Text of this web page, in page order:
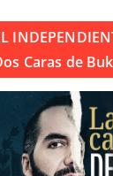
Caras de